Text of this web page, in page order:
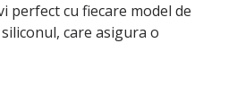
cu fiecare model de
care asigura o